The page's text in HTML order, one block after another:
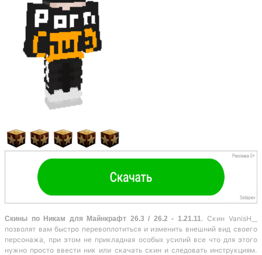
Скины по Никам для Майнкрафт 26.3 / 26.2 - 1.21.11 . Скин VanisH__
позволят вам быстро перевоплотиться и изменить внешний вид своего
персонажа, при этом не прикладная особых усилий все что для этого
нужно просто ввести ник или скачать скин и следовать инструкциям.